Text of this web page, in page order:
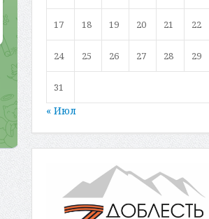
17 18 19 20 21 22
24 25 26 27 28 29
31
« Июл